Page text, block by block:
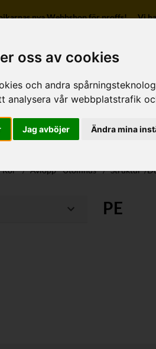
oss av cookies
och andra
analysera vår webbplatstrafik
Jag avböjer Ändra mina
nya Webbshop för proffs! Vi
Produkter
Rör / Avlopp - Utomhus / Struktur-/
PE